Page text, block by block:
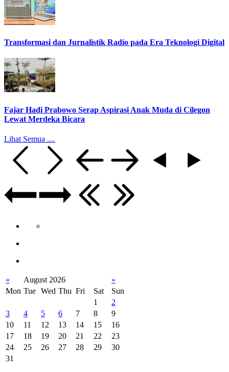
Transformasi dan Jurnalistik Radio pada Era Teknologi Digital
Fajar Hadi Prabowo Serap Aspirasi Anak Muda di Cilegon
Lewat Merdeka Bicara
Lihat Semua ....
« August 2026
»
Mon Tue Wed Thu Fri Sat
Sun
1
2
3
4 5 6 7 8
9
10
11 12 13 14 15
16
17
18 19 20 21 22
23
24
25 26 27 28 29
30
31